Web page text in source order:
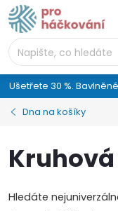
Přejít
na
obsah
Ušetřete 30 %.
Dna na košíky
Hledáte
AI
Jsme e-shop
vás
připravené k